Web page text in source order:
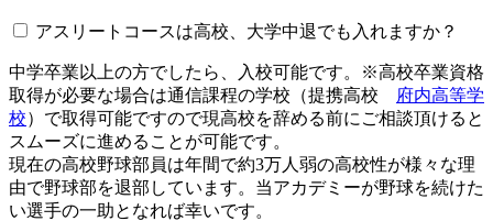
アスリートコースは高校、大学中退でも入れますか？
中学卒業以上の方でしたら、入校可能です。※高校卒業資格
取得が必要な場合は通信課程の学校（提携高校
府内高等学
校）で取得可能ですので現高校を辞める前にご相談頂けると
スムーズに進めることが可能です。
現在の高校野球部員は年間で約3万人弱の高校性が様々な理
由で野球部を退部しています。当アカデミーが野球を続けた
い選手の一助となれば幸いです。